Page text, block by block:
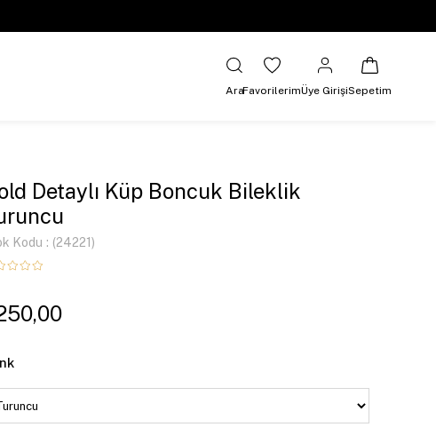
AraFavorilerimÜye GirişiSepetim
Detaylı Küp Boncuk Bileklik
Kodu (24221)